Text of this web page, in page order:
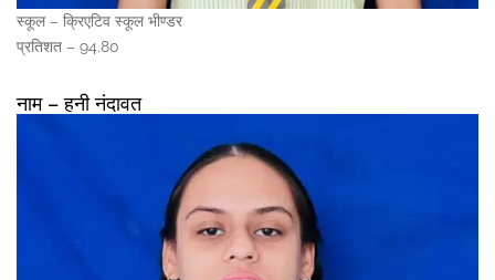
स्कूल – क्रिएटिव स्कूल भीण्डर
प्रतिशत – 94.80
नाम – हनी नंदावत